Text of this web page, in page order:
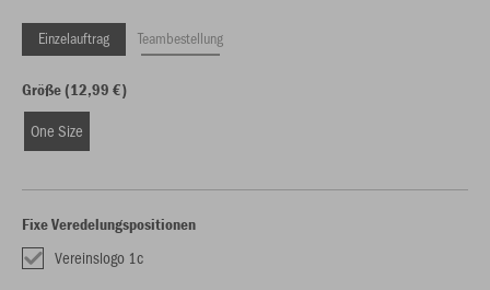
Einzelauftrag Teambestellung
Größe (12,99 €)
One Size
Fixe Veredelungspositionen
Vereinslogo 1c